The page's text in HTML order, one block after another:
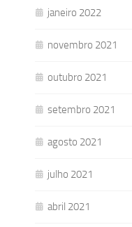
janeiro 2022
novembro 2021
outubro 2021
setembro 2021
agosto 2021
julho 2021
abril 2021